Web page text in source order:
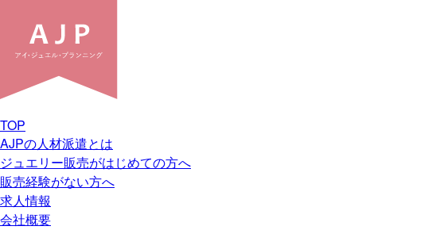
TOP
AJPの人材派遣とは
ジュエリー販売がはじめての方へ
販売経験がない方へ
求人情報
会社概要